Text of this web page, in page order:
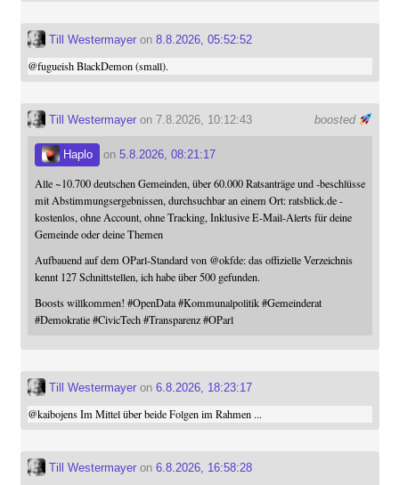
Till Westermayeron 8.8.2026, 05:52:52
@fugueishBlackDemon (small).
boosted
Till Westermayeron 7.8.2026, 10:12:43
Haplo on 5.8.2026, 08:21:17
Alle ~10.700 deutschen Gemeinden, über 60.000 Ratsanträge und -beschlüsse
mit Abstimmungsergebnissen, durchsuchbar an einem Ort: ratsblick.de -
kostenlos, ohne Account, ohne Tracking, Inklusive E-Mail-Alerts für deine
Gemeinde oder deine Themen
Aufbauend auf dem OParl-Standard von @okfde: das offizielle Verzeichnis
kennt 127 Schnittstellen, ich habe über 500 gefunden.
Boosts willkommen! #OpenData #Kommunalpolitik #Gemeinderat
#Demokratie #CivicTech #Transparenz #OParl
Till Westermayeron 6.8.2026, 18:23:17
@kaibojensIm Mittel über beide Folgen im Rahmen ...
Till Westermayeron 6.8.2026, 16:58:28